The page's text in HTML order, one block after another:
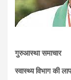
गुरुआस्था समाचार
स्वास्थ्य विभाग की